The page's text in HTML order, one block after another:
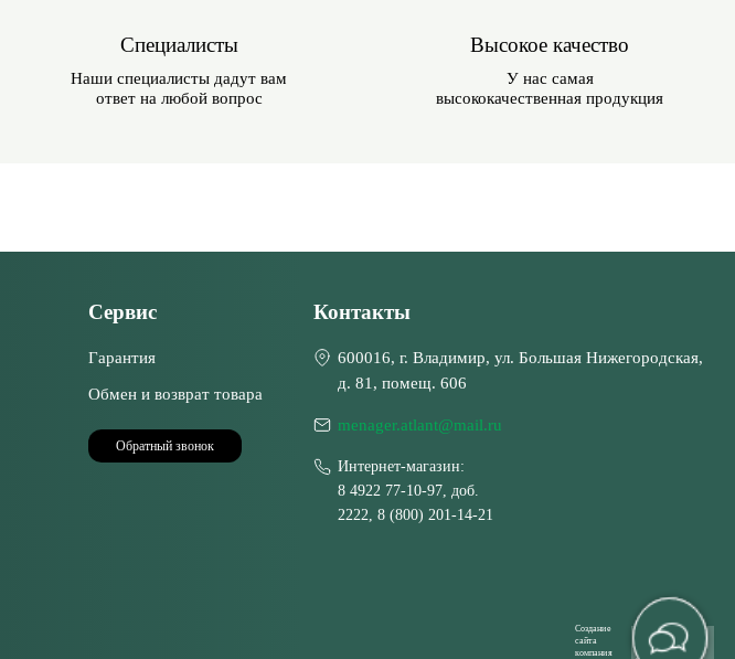
Специалисты
Наши специалисты дадут вам
ответ на любой вопрос
Высокое качество
У нас самая
высококачественная продукция
Сервис
Гарантия
Обмен и возврат товара
Обратный звонок
Контакты
600016, г. Владимир, ул. Большая Нижегородская,
д. 81, помещ. 606
menager.atlant@mail.ru
Интернет-магазин:
8 4922 77-10-97, доб.
2222, 8 (800) 201-14-21
Создание
сайта
компания